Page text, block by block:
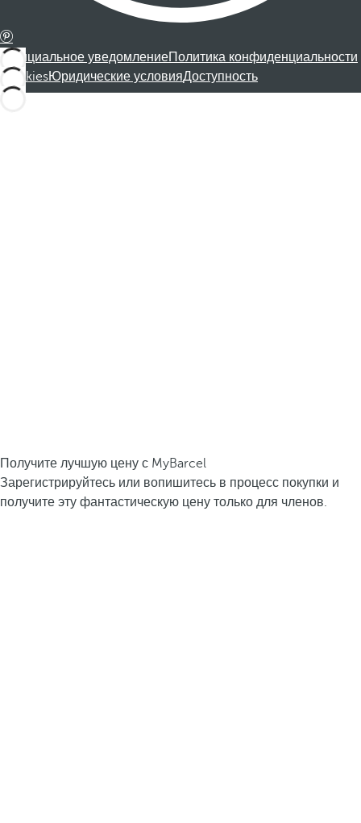
Официальное уведомлениеПолитика конфиденциальности
CookiesЮридические условияДоступность
Получите лучшую цену с MyBarcel
Зарегистрируйтесь или вопишитесь в процесс покупки и
получите эту фантастическую цену только для членов.